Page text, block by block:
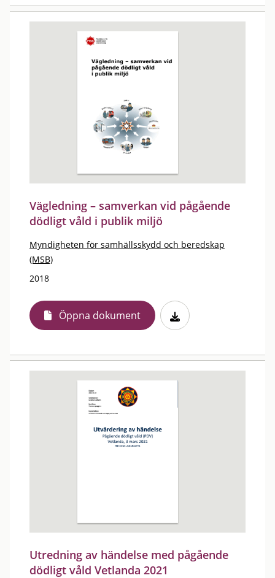
Vägledning – samverkan vid pågående
dödligt våld i publik miljö
Myndigheten för samhällsskydd och beredskap
(MSB)
2018
Öppna dokument
Utredning av händelse med pågående
dödligt våld Vetlanda 2021